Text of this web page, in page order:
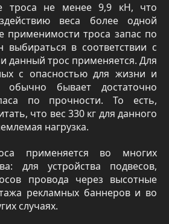
троса не менее 9,9 кН, что
веса более одной
применимости троса запас по
выбираться в соответствии с
данный трос применяется. Для
с опасностью для жизни и
обычно бывает достаточно
по прочности. То есть,
что вес 330 кг для данного
нагрузка.
применяется во многих
для устройства подвесов,
провода через высотные
рекламных баннеров и во
случаях.